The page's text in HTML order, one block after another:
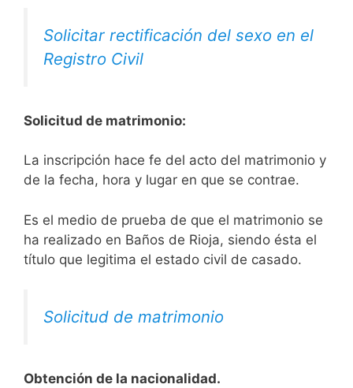
Solicitar rectificación del sexo en el
Registro Civil
Solicitud de matrimonio:
La inscripción hace fe del acto del matrimonio y
de la fecha, hora y lugar en que se contrae.
Es el medio de prueba de que el matrimonio se
ha realizado en Baños de Rioja, siendo ésta el
título que legitima el estado civil de casado.
Solicitud de matrimonio
Obtención de la nacionalidad.